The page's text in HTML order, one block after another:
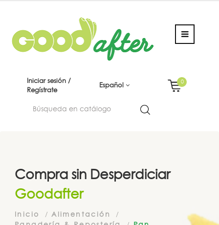
Iniciar sesión /
Regístrate
Español
0
Compra sin Desperdiciar
Goodafter
Inicio
Alimentación